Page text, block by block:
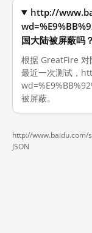
http://
国大陆被屏蔽吗？
根据 GreatFire 对
最近一次测试，
被屏蔽。
http://www.baidu.com/
JSON